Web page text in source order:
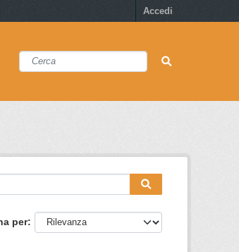
Accedi
per